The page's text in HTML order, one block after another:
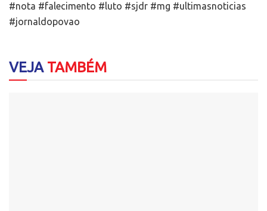
#nota #falecimento #luto #sjdr #mg #ultimasnoticias
#jornaldopovao
VEJATAMBÉM